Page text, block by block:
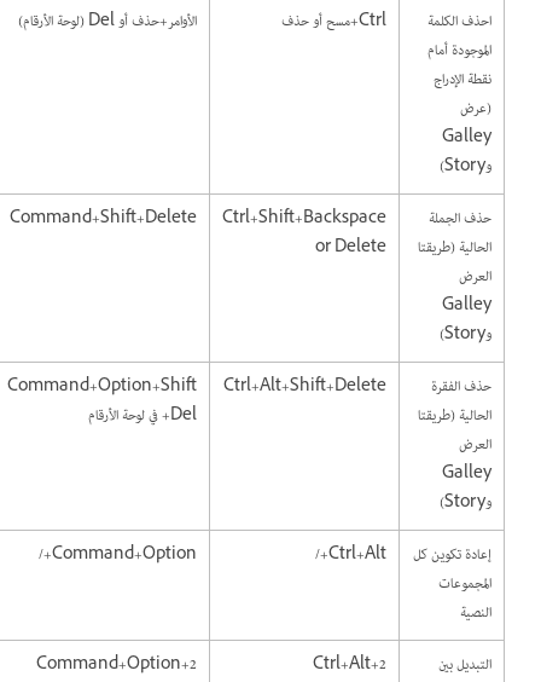
احذف الكلمة
الموجودة أمام
نقطة الإدراج
Galley
الأوامر+حذف أو Del (لوحة الأرقام)
حذف الجملة
الحالية (طريقتا
Galley
Ctrl+Shift+Backspace
or Delete
Command+Shift+Delete
حذف الفقرة
الحالية (طريقتا
Galley
Ctrl+Alt+Shift+Delete
Command+Option+Shift
إعادة تكوين كل
المجموعات
Ctrl+Alt+/
Command+Option+/
التبديل بين
Ctrl+Alt+2
Command+Option+2